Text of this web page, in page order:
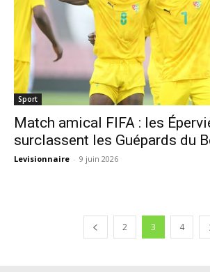
Sport
Match amical FIFA : les
surclassent les Guépards du
Levisionnaire - 9 juin 2026
2 3 4